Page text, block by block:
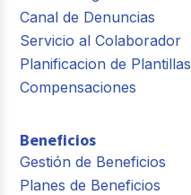
Canal de Denuncias
Servicio al Colaborador
Planificacion de Plantillas
Compensaciones
Beneficios
Gestión de Beneficios
Planes de Beneficios